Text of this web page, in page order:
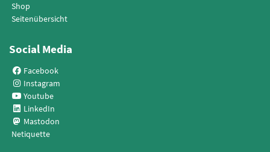
Shop
Seitenübersicht
Social Media
Facebook
Instagram
Youtube
LinkedIn
Mastodon
Netiquette